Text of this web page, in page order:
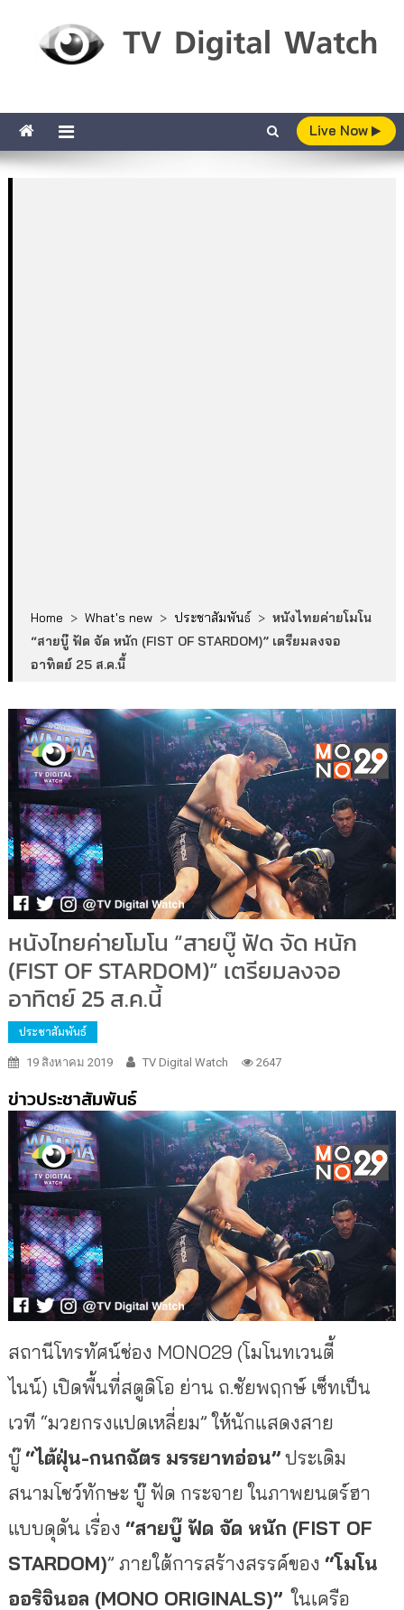
Live Now
Home > What's new > ประชาสัมพันธ์ > หนังไทยค่ายโมโน
“สายบู๊ ฟัด จัด หนัก (FIST OF STARDOM)” เตรียมลงจอ
อาทิตย์ 25 ส.ค.นี้
หนังไทยค่ายโมโน “สายบู๊ ฟัด จัด หนัก
(FIST OF STARDOM)” เตรียมลงจอ
อาทิตย์ 25 ส.ค.นี้
ประชาสัมพันธ์
19 สิงหาคม 2019 TV Digital Watch 2647
ข่าวประชาสัมพันธ์
สถานีโทรทัศน์ช่อง MONO29 (โมโนทเวนตี้
ไนน์) เปิดพื้นที่สตูดิโอ ย่าน ถ.ชัยพฤกษ์ เซ็ทเป็น
เวที “มวยกรงแปดเหลี่ยม” ให้นักแสดงสาย
บู๊ “ไต้ฝุ่น-กนกฉัตร มรรยาทอ่อน”ประเดิม
สนามโชว์ทักษะ บู๊ ฟัด กระจาย ในภาพยนตร์ฮา
แบบดุดัน เรื่อง “สายบู๊ ฟัด จัด หนัก (FIST OF
STARDOM)” ภายใต้การสร้างสรรค์ของ “โมโน
ออริจินอล (MONO ORIGINALS)”ในเครือ